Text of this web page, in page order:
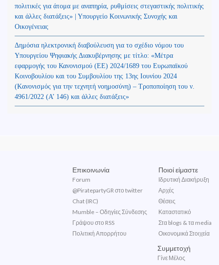
πολιτικές για άτομα με αναπηρία, ρυθμίσεις στεγαστικής πολιτικής
και άλλες διατάξεις» | Υπουργείο Κοινωνικής Συνοχής και
Οικογένειας
Δημόσια ηλεκτρονική διαβούλευση για το σχέδιο νόμου του
Υπουργείου Ψηφιακής Διακυβέρνησης με τίτλο: «Μέτρα
εφαρμογής του Κανονισμού (ΕΕ) 2024/1689 του Ευρωπαϊκού
Κοινοβουλίου και του Συμβουλίου της 13ης Ιουνίου 2024
(Kανονισμός για την τεχνητή νοημοσύνη) – Τροποποίηση του ν.
4961/2022 (Α’ 146) και άλλες διατάξεις»
Επικοινωνία
Forum
@PiratepartyGR στο twitter
Chat (IRC)
Mumble – Οδηγίες Σύνδεσης
Γράψου στο RSS
Πολιτική Απορρήτου
Ποιοί είμαστε
Ιδρυτική Διακήρυξη
Αρχές
Θέσεις
Καταστατικό
Στα blogs & τα media
Οικονομικά Στοιχεία
Συμμετοχή
Γίνε Μέλος